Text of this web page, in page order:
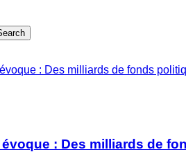
: Des milliards de fonds
: Des milliards de